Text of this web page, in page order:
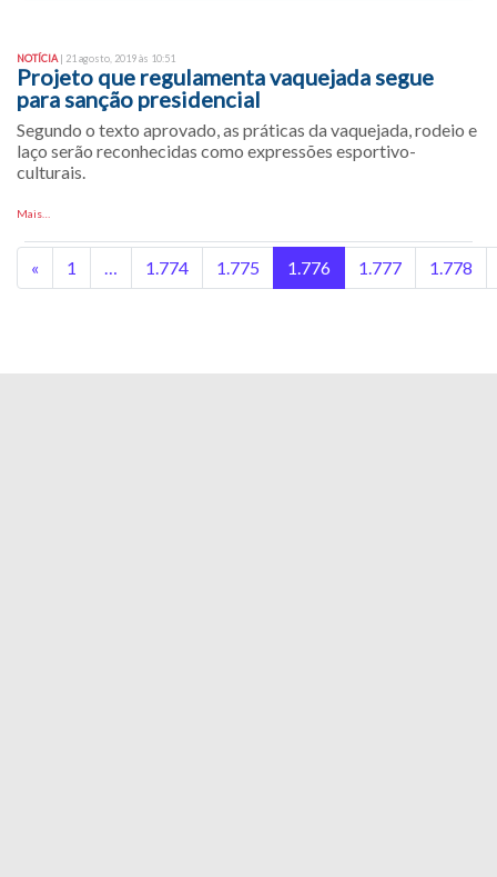
NOTÍCIA | 21 agosto, 2019 às 10:51
Projeto que regulamenta vaquejada segue
para sanção presidencial
Segundo o texto aprovado, as práticas da vaquejada, rodeio e
laço serão reconhecidas como expressões esportivo-
culturais.
Mais…
« 1 1.774 1.775 1.776 1.777 1.778